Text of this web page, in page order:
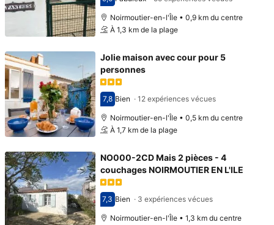
Avec une note de 9,0
Noirmoutier-en-l'Île • 0,9 km du centre
À 1,3 km de la plage
Jolie maison avec cour pour 5
personnes
Avec une note de 7,8
7,8 Bien · 12 expériences vécues
Noirmoutier-en-l'Île • 0,5 km du centre
À 1,7 km de la plage
NO000-2CD Mais 2 pièces - 4
couchages NOIRMOUTIER EN L'ILE
Avec une note de 7,3
7,3 Bien · 3 expériences vécues
Noirmoutier-en-l'Île • 1,3 km du centre